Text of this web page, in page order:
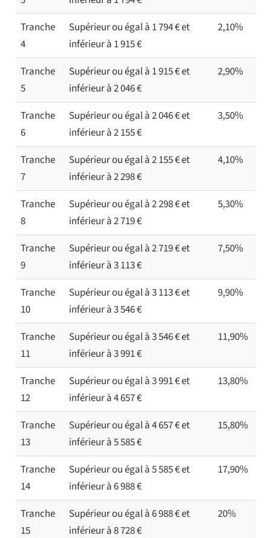
Tranche
4
Supérieur ou égal à 1 794 € et
inférieur à 1 915 €
2,10%
Tranche
5
Supérieur ou égal à 1 915 € et
inférieur à 2 046 €
2,90%
Tranche
6
Supérieur ou égal à 2 046 € et
inférieur à 2 155 €
3,50%
Tranche
7
Supérieur ou égal à 2 155 € et
inférieur à 2 298 €
4,10%
Tranche
8
Supérieur ou égal à 2 298 € et
inférieur à 2 719 €
5,30%
Tranche
9
Supérieur ou égal à 2 719 € et
inférieur à 3 113 €
7,50%
Tranche
10
Supérieur ou égal à 3 113 € et
inférieur à 3 546 €
9,90%
Tranche
11
Supérieur ou égal à 3 546 € et
inférieur à 3 991 €
11,90%
Tranche
12
Supérieur ou égal à 3 991 € et
inférieur à 4 657 €
13,80%
Tranche
13
Supérieur ou égal à 4 657 € et
inférieur à 5 585 €
15,80%
Tranche
14
Supérieur ou égal à 5 585 € et
inférieur à 6 988 €
17,90%
Tranche
15
Supérieur ou égal à 6 988 € et
inférieur à 8 728 €
20%